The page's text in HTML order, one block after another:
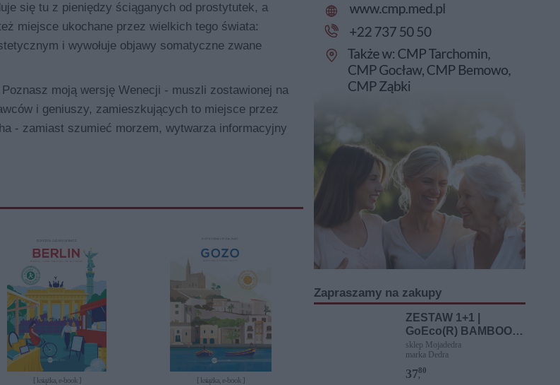
się tu z pieniędzy ściąganych od prostytutek, a
miejsce ukochane przez wielkich tego świata:
i wywołuje objawy somatyczne zwane
moją wersję Wenecji - muszli zostawionej na
i geniuszy, zamieszkujących to miejsce przez
- zamiast szumieć morzem, wytwarza informacyjny
[ książka, e-book ] [ książka, e-book ]
Zapraszamy na zakupy
ZESTAW 1+1 |
GoEco(R) BAMBOO |
Szczoteczki
międzyzębowe 0,6 mm
| 12 szt. | Z bambusa |
sklep Mojadedra
marka Dedra
37,
80